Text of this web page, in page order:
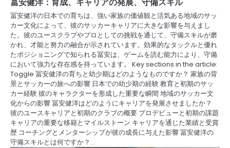
冨安健洋：育成、キャリアの発展、守備スキル
冨安健洋の日本での育ちは、強い家族の価値観と活気ある地域のサッ
カー文化によって、彼のサッカーキャリアに大きな影響を与えまし
た。彼のユースクラブやプロとしての挑戦を通じて、守備スキルが磨
かれ、才能と努力の融合が示されています。効果的なタックルと優れ
たポジショニングで知られる冨安は、ゲームを読む能力により、守備
において強力な存在感を持っています。 Key sections in the article:
Toggle 冨安健洋の育ちと幼少期はどのようなものですか？ 家族の背
景とサッカーの旅への影響 日本での幼少期の経験 教育と初期のサッ
カー経験 彼のキャラクターを形成した重要な瞬間 地域のサッカー文
化からの影響 冨安健洋はどのようにキャリアを発展させましたか？
彼のユースキャリアと初期のクラブの概要 プロデビューと初期の課題
キャリアの重要な移籍とマイルストーン キャリアを通じた業績と受賞
歴 コーチングとメンターシップが彼の成長に与えた影響 冨安健洋の
守備スキルとは何ですか？…